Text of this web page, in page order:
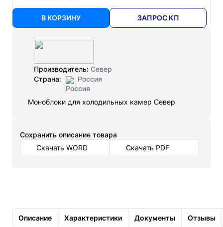
В КОРЗИНУ ЗАПРОС КП
Производитель: Север
Страна:
Россия
Моноблоки для холодильных камер Север
Cохранить описание товара
Скачать WORD
Скачать PDF
Описание Характеристики Документы Отзывы